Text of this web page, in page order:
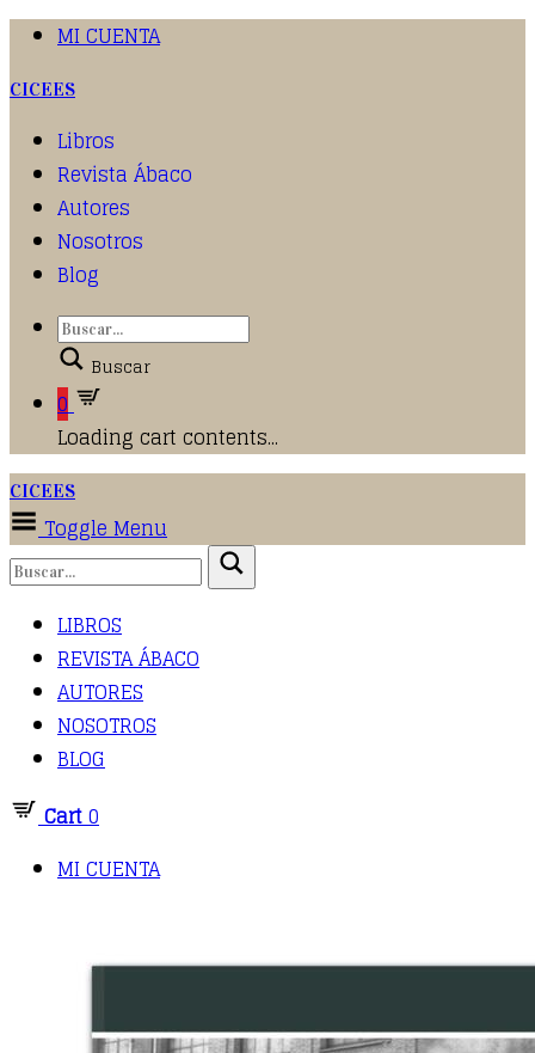
MI CUENTA
CICEES
Libros
Revista Ábaco
Autores
Nosotros
Blog
Buscar
0
Loading cart contents...
CICEES
Toggle Menu
LIBROS
REVISTA ÁBACO
AUTORES
NOSOTROS
BLOG
Cart0
MI CUENTA